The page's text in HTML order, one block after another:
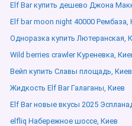
Elf Bar купить дешево Джона
Elf bar moon night 40000 Рембаза,
Одноразка купить Лютеранская,
Wild berries crawler Куреневка,
Вейп купить Славы площадь, Киев
Жидкость Elf Bar Галаганы, Киев
Elf Bar новые вкусы 2025
elfliq Набережное шоссе, Киев